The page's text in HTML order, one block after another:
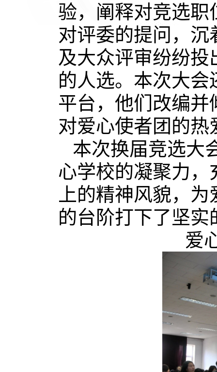
验，阐释对竞选
对评委的提问，
及大众评审纷纷
的人选。本次大
平台，他们改编
对爱心使者团的热
本次换届竞选大
心学校的凝聚力
上的精神风貌，
的台阶打下了坚实
爱